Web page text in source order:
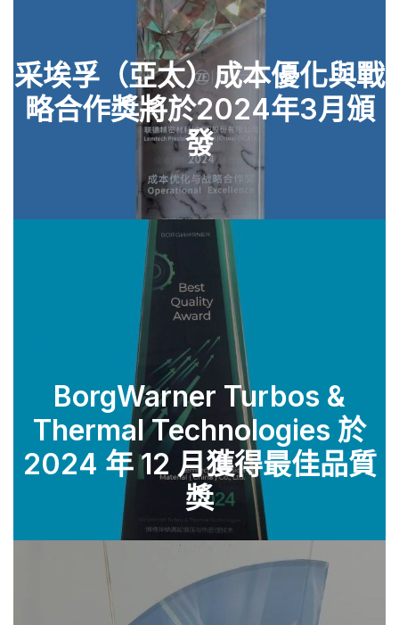
采埃孚（亞太）成本優化與戰
略合作獎將於2024年3月頒
發
查看零件
BorgWarner Turbos &
Thermal Technologies 於
2024 年 12 月獲得最佳品質
獎
查看零件